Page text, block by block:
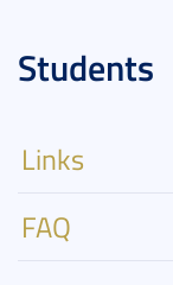
Students
Links
FAQ